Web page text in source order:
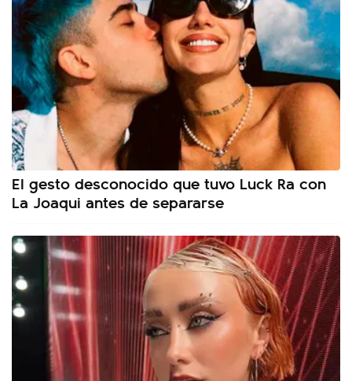
El gesto desconocido que tuvo Luck Ra con
La Joaqui antes de separarse